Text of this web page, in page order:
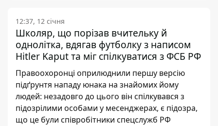
12:37, 12 січня
Школяр, що порізав вчительку й
однолітка, вдягав футболку з написом
Hitler Kaput та міг спілкуватися з ФСБ РФ
Правоохоронці оприлюднили першу версію
підґрунтя нападу юнака на знайомих йому
людей: незадовго до цього він спілкувався з
підозрілими особами у месенджерах, є підозра,
що це були співробітники спецслужб РФ